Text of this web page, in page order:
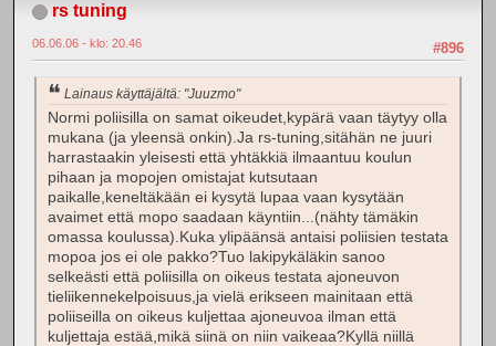
rs tuning
#896
06.06.06 - klo: 20.46
Lainaus käyttäjältä: "Juuzmo"
Normi poliisilla on samat oikeudet,kypärä vaan täytyy olla
mukana (ja yleensä onkin).Ja rs-tuning,sitähän ne juuri
harrastaakin yleisesti että yhtäkkiä ilmaantuu koulun
pihaan ja mopojen omistajat kutsutaan
paikalle,keneltäkään ei kysytä lupaa vaan kysytään
avaimet että mopo saadaan käyntiin...(nähty tämäkin
omassa koulussa).Kuka ylipäänsä antaisi poliisien testata
mopoa jos ei ole pakko?Tuo lakipykäläkin sanoo
selkeästi että poliisilla on oikeus testata ajoneuvon
tieliikennekelpoisuus,ja vielä erikseen mainitaan että
poliiseilla on oikeus kuljettaa ajoneuvoa ilman että
kuljettaja estää,mikä siinä on niin vaikeaa?Kyllä niillä